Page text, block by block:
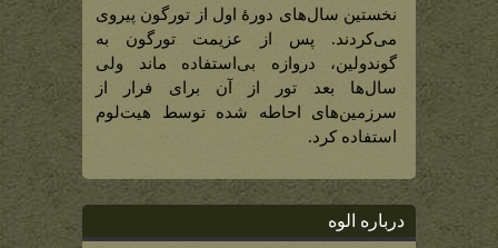
نخستین سال‌های دورۀ اول از تورگون پیروی
می‌کردند. پس از عزیمت تورگون به
گوندولین، دروازه بی‌استفاده ماند ولی
سال‌ها بعد تور از آن برای فرار از
سرزمین‌های احاطه شده توسط هیت‌لوم
استفاده کرد.
درباره الوه